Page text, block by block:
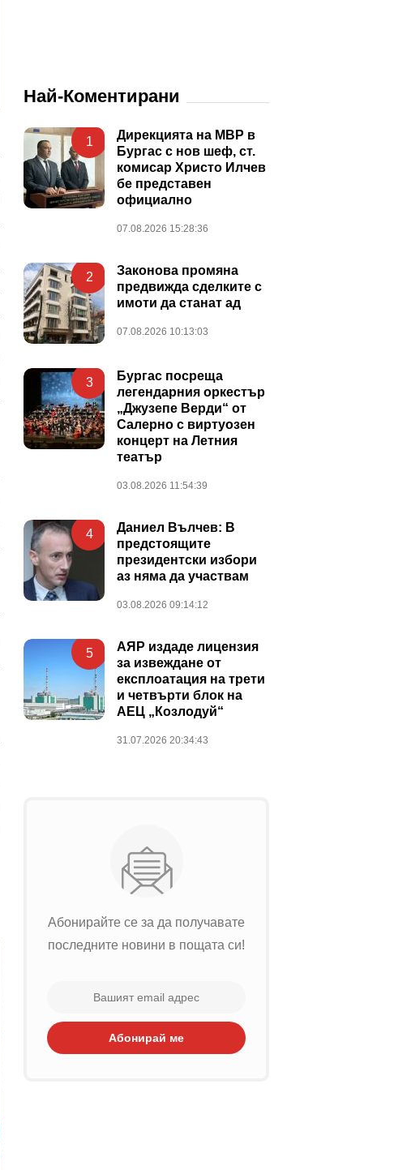
Най-Коментирани
1
Дирекцията на МВР в
Бургас с нов шеф, ст.
комисар Христо Илчев
бе представен
официално
07.08.2026 15:28:36
2
Законова промяна
предвижда сделките с
имоти да станат ад
07.08.2026 10:13:03
3
Бургас посреща
легендарния оркестър
„Джузепе Верди“ от
Салерно с виртуозен
концерт на Летния
театър
03.08.2026 11:54:39
4
Даниел Вълчев: В
предстоящите
президентски избори
аз няма да участвам
03.08.2026 09:14:12
5
АЯР издаде лицензия
за извеждане от
експлоатация на трети
и четвърти блок на
АЕЦ „Козлодуй“
31.07.2026 20:34:43
Абонирайте се за да получавате
последните новини в пощата си!
Абонирай ме